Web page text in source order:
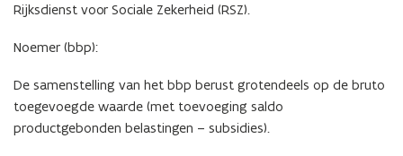
Rijksdienst voor Sociale Zekerheid (RSZ).
Noemer (bbp):
De samenstelling van het bbp berust grotendeels op de bruto
toegevoegde waarde (met toevoeging saldo
productgebonden belastingen – subsidies).